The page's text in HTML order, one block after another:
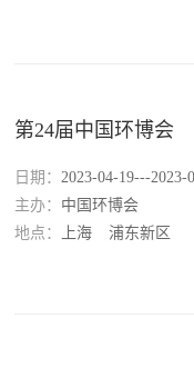
第24届中国环博会
日期：2023-04-19---2023-
主办： 中国环博会
地点：
上海
浦东新区